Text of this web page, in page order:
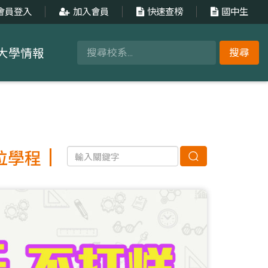
員登入 加入會員 快速查榜 國中生
搜尋
學情報
學程